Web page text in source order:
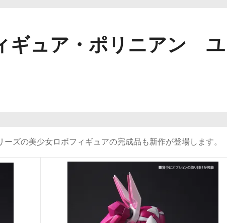
ギュア・ポリニアン
ズの美少女ロボフィギュアの完成品も新作が登場します。